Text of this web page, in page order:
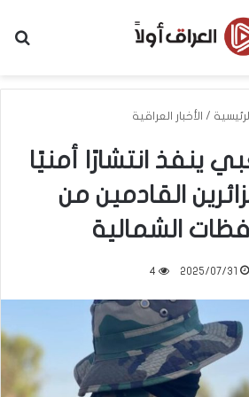
/ الأخبار العراقية
ينفذ انتشارًا أمنيًا
القادمين من
الشمالية
2025/07/31
4